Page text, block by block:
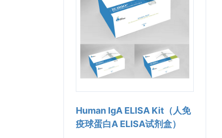
Human IgA ELISA Kit（人免
疫球蛋白A ELISA试剂盒）